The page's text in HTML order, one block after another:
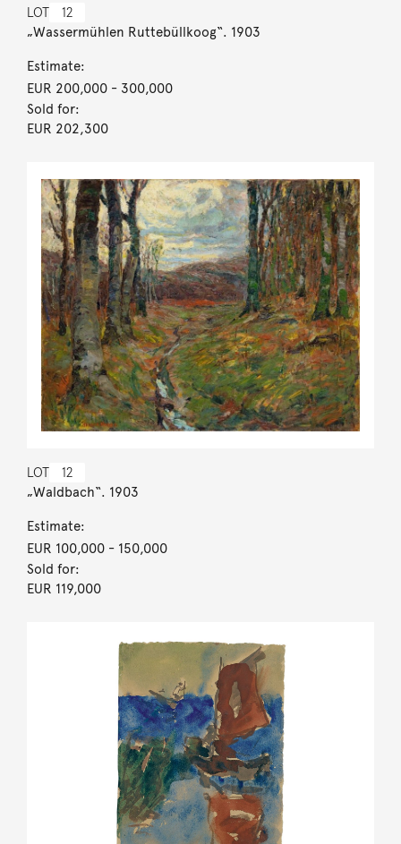
LOT 12
„Wassermühlen Ruttebüllkoog“. 1903
Estimate:
EUR 200,000- 300,000
Sold for:
EUR 202,300
LOT 12
„Waldbach“. 1903
Estimate:
EUR 100,000- 150,000
Sold for:
EUR 119,000